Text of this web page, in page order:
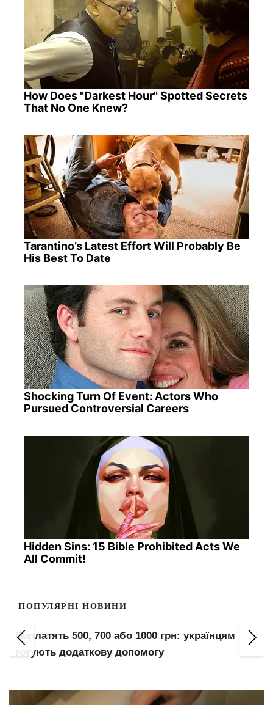
How Does "Darkest Hour" Spotted Secrets
That No One Knew?
Tarantino’s Latest Effort Will Probably Be
His Best To Date
Shocking Turn Of Event: Actors Who
Pursued Controversial Careers
Hidden Sins: 15 Bible Prohibited Acts We
All Commit!
ПОПУЛЯРНІ НОВИНИ
Виплатять 500, 700 або 1000 грн: українцям
готують додаткову допомогу